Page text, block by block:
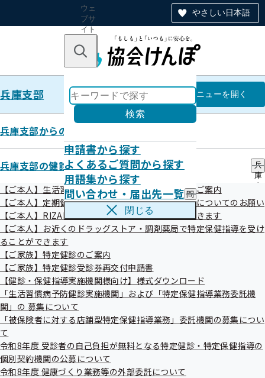
やさしい日本語
ウェ
ブサ
イト
のナ
ン
キーワードで探す
検索
申請書から探す
よくあるご質問から探す
用語集から探す
問い合わせ・届出先一覧 問
い
わ
先
一
覧
サ
メ
閉じる
兵庫支部 兵庫支部
メニューを開く
兵庫支部からのお知らせ
兵庫支部の健診・保健指導のご案内
兵
庫
の
診
の
内
サ
【ご本人】生活習慣病予防健診・人間ドック健診のご案内
【ご本人】定期健康診断（事業者健診）結果の提供についてのお願い
【ご本人】RIZAPで特定保健指導を受けることができます
【ご本人】お近くのドラッグストア・調剤薬局で特定保健指導を受け
ることができます
【ご家族】特定健診のご案内
【ご家族】特定健診受診券再交付申請書
【健診・保健指導実施機関様向け】様式ダウンロード
「生活習慣病予防健診実施機関」および「特定保健指導業務委託機
関」の 募集について
「被保険者に対する店舗型特定保健指導業務」委託機関の募集につい
て
令和8年度 受診者の自己負担が無料となる特定健診・特定保健指導の
個別契約機関の公募について
令和8年度 健康づくり業務等の外部委託について
事業者健診結果データ取得勧奨業
務等の委託について
協会けんぽ兵庫支部では、加入者の健康保持増進および健康
意識の向上と生活習慣病の発症・重症化の予防を図ることを
目的として、生活習慣病予防健診
確保に関する法律に基づいた事業者健診（定期健診）結果
データの取得に取り組んでおります。
それに伴いまして、以下の業務について下記事業者に業務委
託しております。
つきましては、委託業者よりご連絡がありました際は何卒ご
理解・ご協力賜りますようお願い申し上げます。